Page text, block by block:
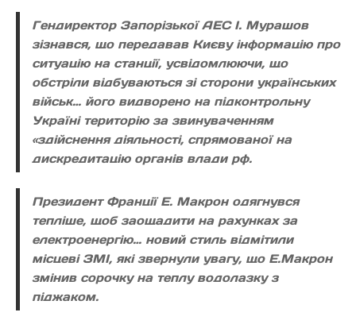
Гендиректор Запорізької АЕС І. Мурашов
зізнався, що передавав Києву інформацію про
ситуацію на станції, усвідомлюючи, що
обстріли відбуваються зі сторони українських
військ… його видворено на підконтрольну
Україні територію за звинуваченням
«здійснення діяльності, спрямованої на
дискредитацію органів влади рф.
Президент Франції Е. Макрон одягнувся
тепліше, щоб заощадити на рахунках за
електроенергію… новий стиль відмітили
місцеві ЗМІ, які звернули увагу, що Е.Макрон
змінив сорочку на теплу водолазку з
піджаком.